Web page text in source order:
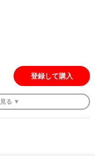
登録して購入
見る ▼